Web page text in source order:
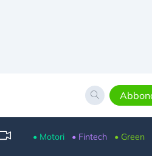
• Motori • Fintech • Green